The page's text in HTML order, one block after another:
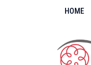
HOME